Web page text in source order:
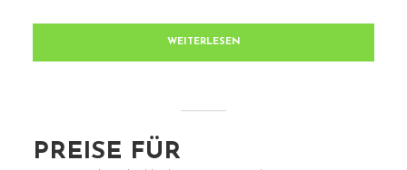
WEITERLESEN
PREISE FÜR